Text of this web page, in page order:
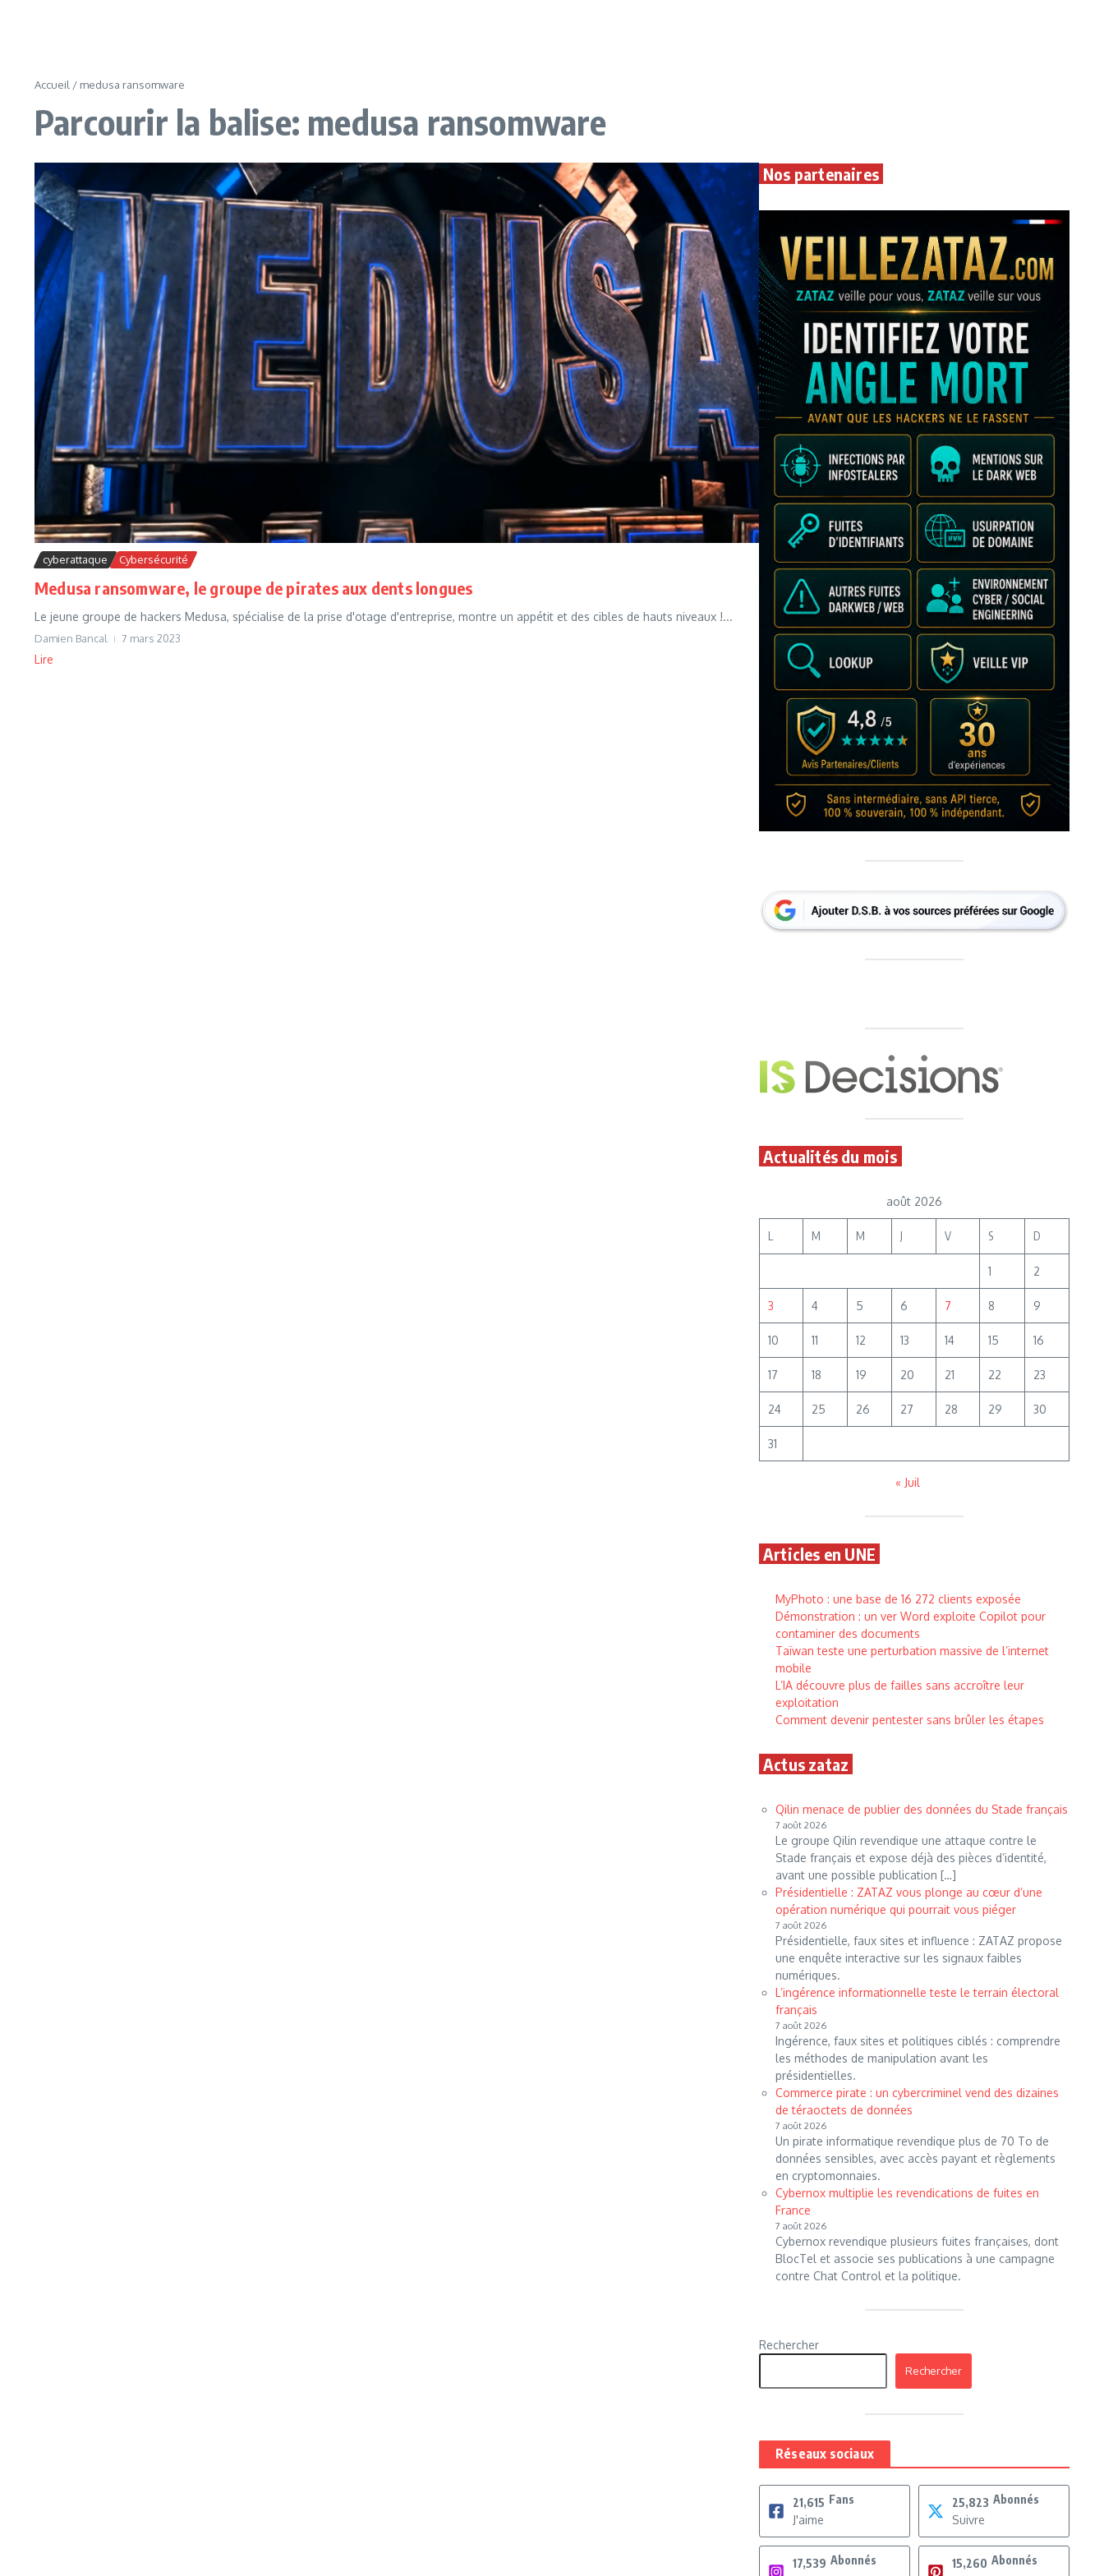
Accueil / medusa ransomware
Parcourir la balise: medusa ransomware
cyberattaque Cybersécurité
Medusa ransomware, le groupe de pirates aux dents longues
Le jeune groupe de hackers Medusa, spécialise de la prise d'otage d'entreprise, montre un appétit et des cibles de hauts niveaux !...
Damien Bancal 7 mars 2023
Lire
Nos partenaires
Actualités du mois
août 2026
L M M J V S D
1 2
3 4 5 6 7 8 9
10 11 12 13 14 15 16
17 18 19 20 21 22 23
24 25 26 27 28 29 30
31
« Juil
Articles en UNE
MyPhoto : une base de 16 272 clients exposée
Démonstration : un ver Word exploite Copilot pour
contaminer des documents
Taïwan teste une perturbation massive de l’internet
mobile
L’IA découvre plus de failles sans accroître leur
exploitation
Comment devenir pentester sans brûler les étapes
Actus zataz
Qilin menace de publier des données du Stade français
7 août 2026
Le groupe Qilin revendique une attaque contre le
Stade français et expose déjà des pièces d’identité,
avant une possible publication […]
Présidentielle : ZATAZ vous plonge au cœur d’une
opération numérique qui pourrait vous piéger
7 août 2026
Présidentielle, faux sites et influence : ZATAZ propose
une enquête interactive sur les signaux faibles
numériques.
L’ingérence informationnelle teste le terrain électoral
français
7 août 2026
Ingérence, faux sites et politiques ciblés : comprendre
les méthodes de manipulation avant les
présidentielles.
Commerce pirate : un cybercriminel vend des dizaines
de téraoctets de données
7 août 2026
Un pirate informatique revendique plus de 70 To de
données sensibles, avec accès payant et règlements
en cryptomonnaies.
Cybernox multiplie les revendications de fuites en
France
7 août 2026
Cybernox revendique plusieurs fuites françaises, dont
BlocTel et associe ses publications à une campagne
contre Chat Control et la politique.
Rechercher
Rechercher
Réseaux sociaux
21,615 Fans
J'aime
25,823 Abonnés
Suivre
17,539 Abonnés
15,260 Abonnés